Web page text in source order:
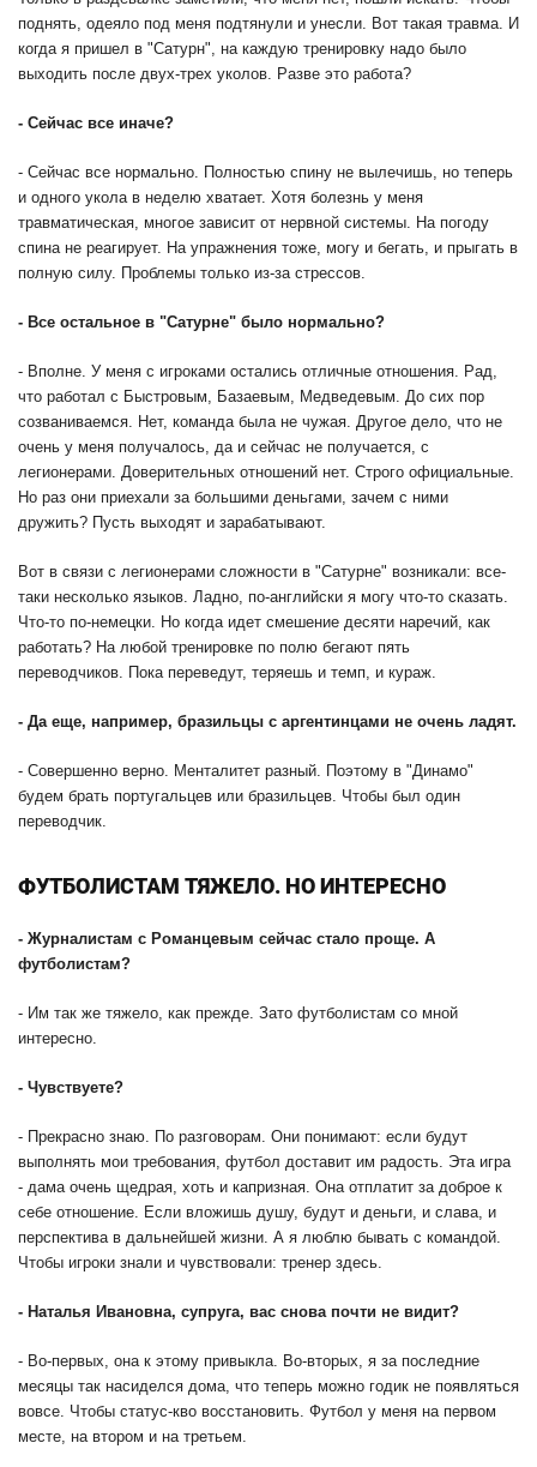
поднять, одеяло под меня подтянули и унесли. Вот такая травма. И
когда я пришел в "Сатурн", на каждую тренировку надо было
выходить после двух-трех уколов. Разве это работа?
- Сейчас все иначе?
- Сейчас все нормально. Полностью спину не вылечишь, но теперь
и одного укола в неделю хватает. Хотя болезнь у меня
травматическая, многое зависит от нервной системы. На погоду
спина не реагирует. На упражнения тоже, могу и бегать, и прыгать в
полную силу. Проблемы только из-за стрессов.
- Все остальное в "Сатурне" было нормально?
- Вполне. У меня с игроками остались отличные отношения. Рад,
что работал с Быстровым, Базаевым, Медведевым. До сих пор
созваниваемся. Нет, команда была не чужая. Другое дело, что не
очень у меня получалось, да и сейчас не получается, с
легионерами. Доверительных отношений нет. Строго официальные.
Но раз они приехали за большими деньгами, зачем с ними
дружить? Пусть выходят и зарабатывают.
Вот в связи с легионерами сложности в "Сатурне" возникали: все-
таки несколько языков. Ладно, по-английски я могу что-то сказать.
Что-то по-немецки. Но когда идет смешение десяти наречий, как
работать? На любой тренировке по полю бегают пять
переводчиков. Пока переведут, теряешь и темп, и кураж.
- Да еще, например, бразильцы с аргентинцами не очень ладят.
- Совершенно верно. Менталитет разный. Поэтому в "Динамо"
будем брать португальцев или бразильцев. Чтобы был один
переводчик.
ФУТБОЛИСТАМ ТЯЖЕЛО. НО ИНТЕРЕСНО
- Журналистам с Романцевым сейчас стало проще. А
футболистам?
- Им так же тяжело, как прежде. Зато футболистам со мной
интересно.
- Чувствуете?
- Прекрасно знаю. По разговорам. Они понимают: если будут
выполнять мои требования, футбол доставит им радость. Эта игра
- дама очень щедрая, хоть и капризная. Она отплатит за доброе к
себе отношение. Если вложишь душу, будут и деньги, и слава, и
перспектива в дальнейшей жизни. А я люблю бывать с командой.
Чтобы игроки знали и чувствовали: тренер здесь.
- Наталья Ивановна, супруга, вас снова почти не видит?
- Во-первых, она к этому привыкла. Во-вторых, я за последние
месяцы так насиделся дома, что теперь можно годик не появляться
вовсе. Чтобы статус-кво восстановить. Футбол у меня на первом
месте, на втором и на третьем.